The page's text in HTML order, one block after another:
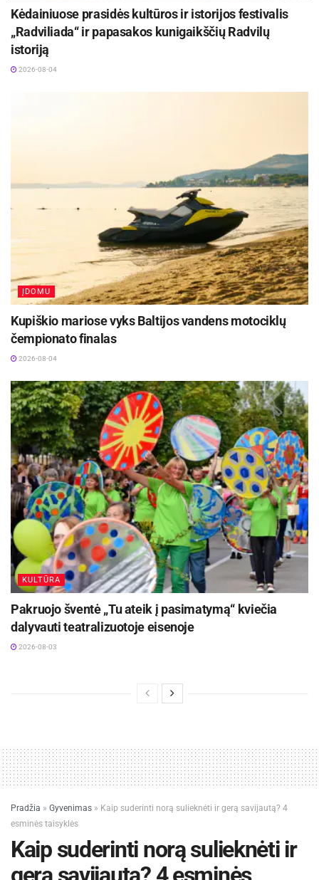
Kėdainiuose prasidės kultūros ir istorijos festivalis
„Radviliada“ ir papasakos kunigaikščių Radvilų
istoriją
2026-08-04
ĮDOMU
Kupiškio mariose vyks Baltijos vandens motociklų
čempionato finalas
2026-08-04
KULTŪRA
Pakruojo šventė „Tu ateik į pasimatymą“ kviečia
dalyvauti teatralizuotoje eisenoje
2026-08-03
Pradžia » Gyvenimas » Kaip suderinti norą sulieknėti ir gerą savijautą? 4
esminės taisyklės
Kaip suderinti norą sulieknėti ir